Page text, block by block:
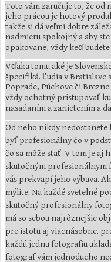
Toto vám zaručuje to, že od
jeho prácou je hotový
takže si dá veľmi dobre
nadmieru spokojný a aby
opakovane, vždy keď
Vďaka tomu aké je
špecifiká. Ľudia v Bratislave
Poprade, Púchove či
vždy ochotný pristupovať
nasadaním a zanietením a
Od neho nikdy
byť profesionálny čo v
čo sa môže stať. V tom je aj
skutočným profesionálnym
vás prekvapí jeho výbava.
mýlite. Na každé svetelné
skutočný profesionálny
má so sebou najrôznejšie
pre istotu aj viacnásobne.
každú jednu fotografiu
fotograf vám jednoducho